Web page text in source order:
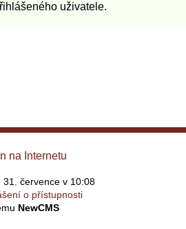
uživatele.
na Internetu
července v 10:08
o přístupnosti
NewCMS